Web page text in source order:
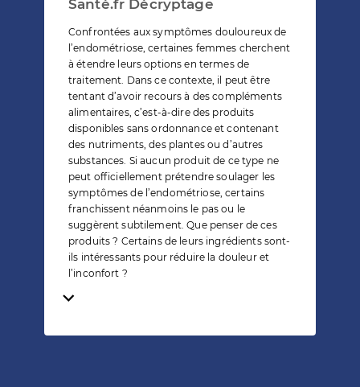
Santé.fr Décryptage
Confrontées aux symptômes douloureux de
l’endométriose, certaines femmes cherchent
à étendre leurs options en termes de
traitement. Dans ce contexte, il peut être
tentant d’avoir recours à des compléments
alimentaires, c’est-à-dire des produits
disponibles sans ordonnance et contenant
des nutriments, des plantes ou d’autres
substances. Si aucun produit de ce type ne
peut officiellement prétendre soulager les
symptômes de l’endométriose, certains
franchissent néanmoins le pas ou le
suggèrent subtilement. Que penser de ces
produits ? Certains de leurs ingrédients sont-
ils intéressants pour réduire la douleur et
l’inconfort ?
Temps de lecture